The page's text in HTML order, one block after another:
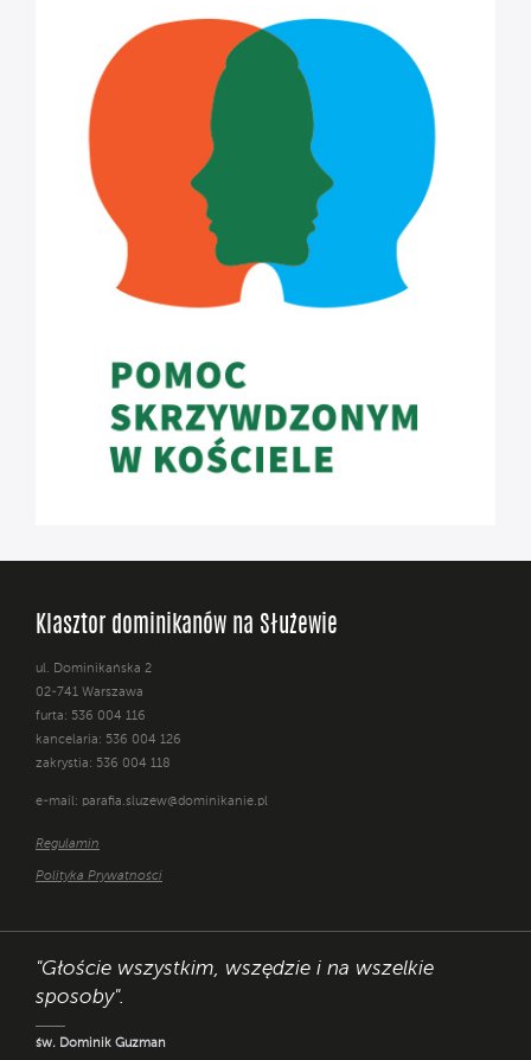
Klasztor dominikanów na Służewie
ul. Dominikańska 2
02-741 Warszawa
furta: 536 004 116
kancelaria: 536 004 126
zakrystia: 536 004 118
e-mail: parafia.sluzew@dominikanie.pl
Regulamin
Polityka Prywatności
"Głoście wszystkim, wszędzie i na wszelkie
sposoby".
św. Dominik Guzman